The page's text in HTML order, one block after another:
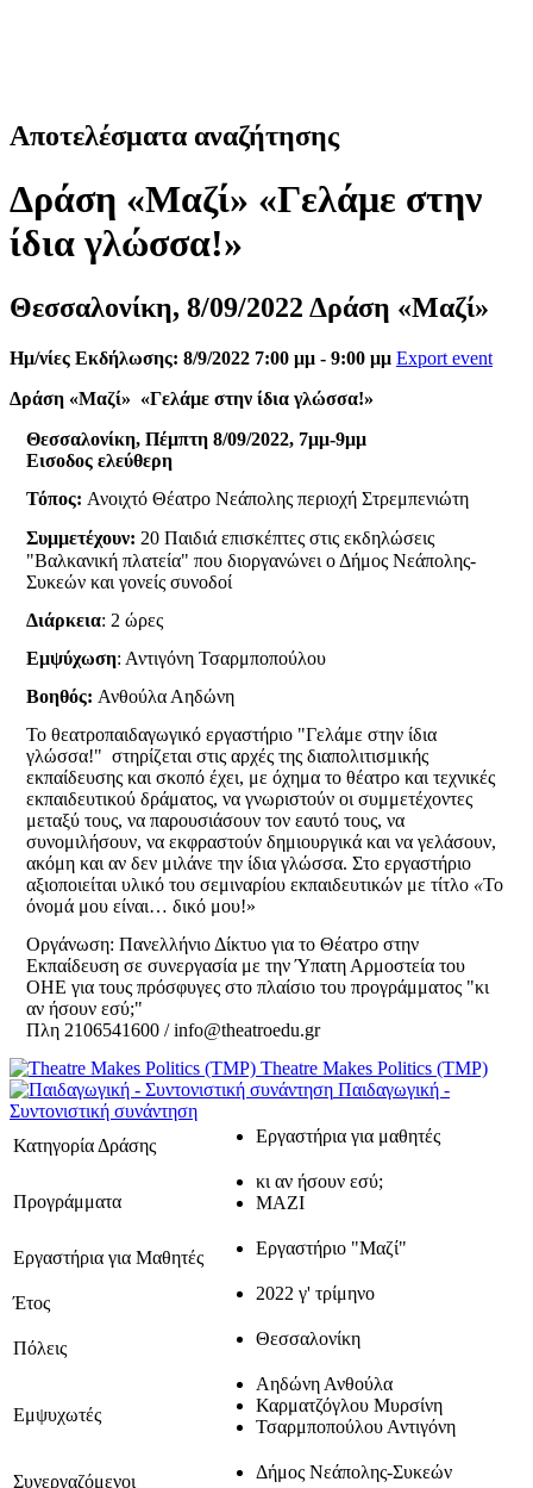
Αποτελέσματα αναζήτησης
Δράση «Μαζί» «Γελάμε στην
ίδια γλώσσα!»
Θεσσαλονίκη, 8/09/2022 Δράση «Μαζί»
Ημ/νίες Εκδήλωσης: 8/9/2022 7:00 μμ - 9:00 μμ Export event
Δράση «Μαζί» «Γελάμε στην ίδια γλώσσα!»
Θεσσαλονίκη, Πέμπτη 8/09/2022, 7μμ-9μμ
Εισοδος ελεύθερη
Τόπος: Ανοιχτό Θέατρο Νεάπολης περιοχή Στρεμπενιώτη
Συμμετέχουν: 20 Παιδιά επισκέπτες στις εκδηλώσεις
"Βαλκανική πλατεία" που διοργανώνει ο Δήμος Νεάπολης-
Συκεών και γονείς συνοδοί
Διάρκεια: 2 ώρες
Εμψύχωση: Αντιγόνη Τσαρμποπούλου
Βοηθός: Ανθούλα Αηδώνη
Το θεατροπαιδαγωγικό εργαστήριο "Γελάμε στην ίδια
γλώσσα!" στηρίζεται στις αρχές της διαπολιτισμικής
εκπαίδευσης και σκοπό έχει, με όχημα το θέατρο και τεχνικές
εκπαιδευτικού δράματος, να γνωριστούν οι συμμετέχοντες
μεταξύ τους, να παρουσιάσουν τον εαυτό τους, να
συνομιλήσουν, να εκφραστούν δημιουργικά και να γελάσουν,
ακόμη και αν δεν μιλάνε την ίδια γλώσσα. Στο εργαστήριο
αξιοποιείται υλικό του σεμιναρίου εκπαιδευτικών με τίτλο «Το
όνομά μου είναι… δικό μου!»
Οργάνωση: Πανελλήνιο Δίκτυο για το Θέατρο στην
Εκπαίδευση σε συνεργασία με την Ύπατη Αρμοστεία του
ΟΗΕ για τους πρόσφυγες στο πλαίσιο του προγράμματος "κι
αν ήσουν εσύ;"
Πλη 2106541600 / info@theatroedu.gr
Theatre Makes Politics (TMP)
Παιδαγωγική -
Συντονιστική συνάντηση
Κατηγορία Δράσης
Εργαστήρια για μαθητές
Προγράμματα
κι αν ήσουν εσύ;
ΜΑΖΙ
Εργαστήρια για Μαθητές Εργαστήριο "Μαζί"
Έτος 2022 γ' τρίμηνο
Πόλεις Θεσσαλονίκη
Εμψυχωτές
Αηδώνη Ανθούλα
Καρματζόγλου Μυρσίνη
Τσαρμποπούλου Αντιγόνη
Συνεργαζόμενοι Δήμος Νεάπολης-Συκεών